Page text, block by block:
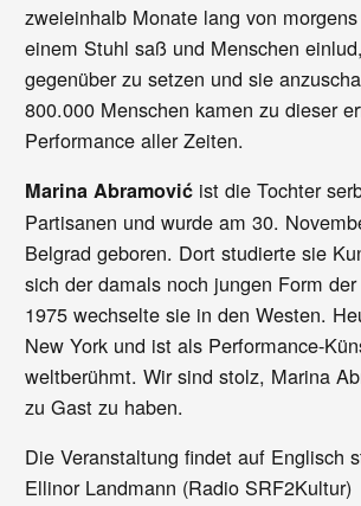
zweieinhalb Monate lang von
einem Stuhl saß und Menschen
gegenüber zu setzen und sie
800.000 Menschen kamen zu dieser
Performance aller Zeiten.
Marina Abramović ist die Tochter
Partisanen und wurde am 30.
Belgrad geboren. Dort studierte sie
sich der damals noch jungen Form
1975 wechselte sie in den Westen.
New York und ist als Performance-
weltberühmt. Wir sind stolz, Marina
zu Gast zu haben.
Die Veranstaltung findet auf Englisch
Ellinor Landmann (Radio SRF2Kultur)